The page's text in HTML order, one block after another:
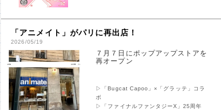
「アニメイト」がパリに再出店！
2026/05/19
７月７日にポップアップストアを
再オープン
▷「Bugcat Capoo」×「グラッテ」コラ
ボ
▷「ファイナルファンタジーX」25周年